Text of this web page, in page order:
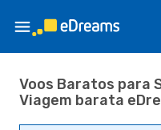
Voos Baratos para
Viagem barata